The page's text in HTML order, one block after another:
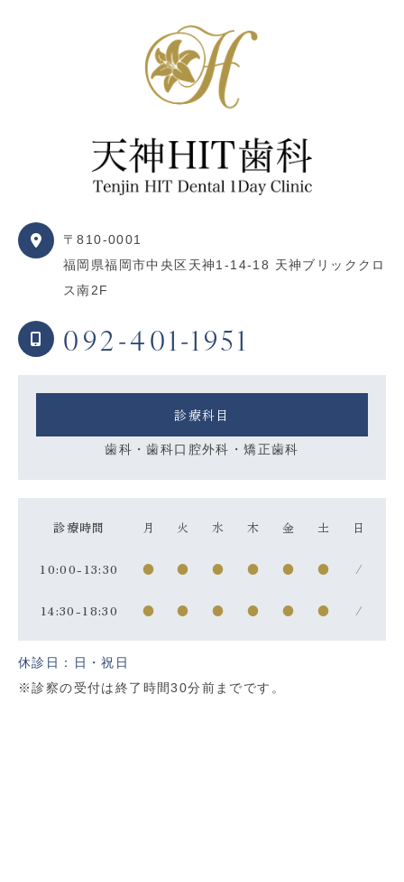
〒810-0001
福岡県福岡市中央区天神1-14-18 天神ブリッククロ
ス南2F
092-401-1951
診療科目
歯科・歯科口腔外科・矯正歯科
診療時間 月 火 水 木 金 土 日
10:00-13:30 ● ● ● ● ● ● /
14:30-18:30 ● ● ● ● ● ● /
休診日：日・祝日
※診察の受付は終了時間30分前までです。